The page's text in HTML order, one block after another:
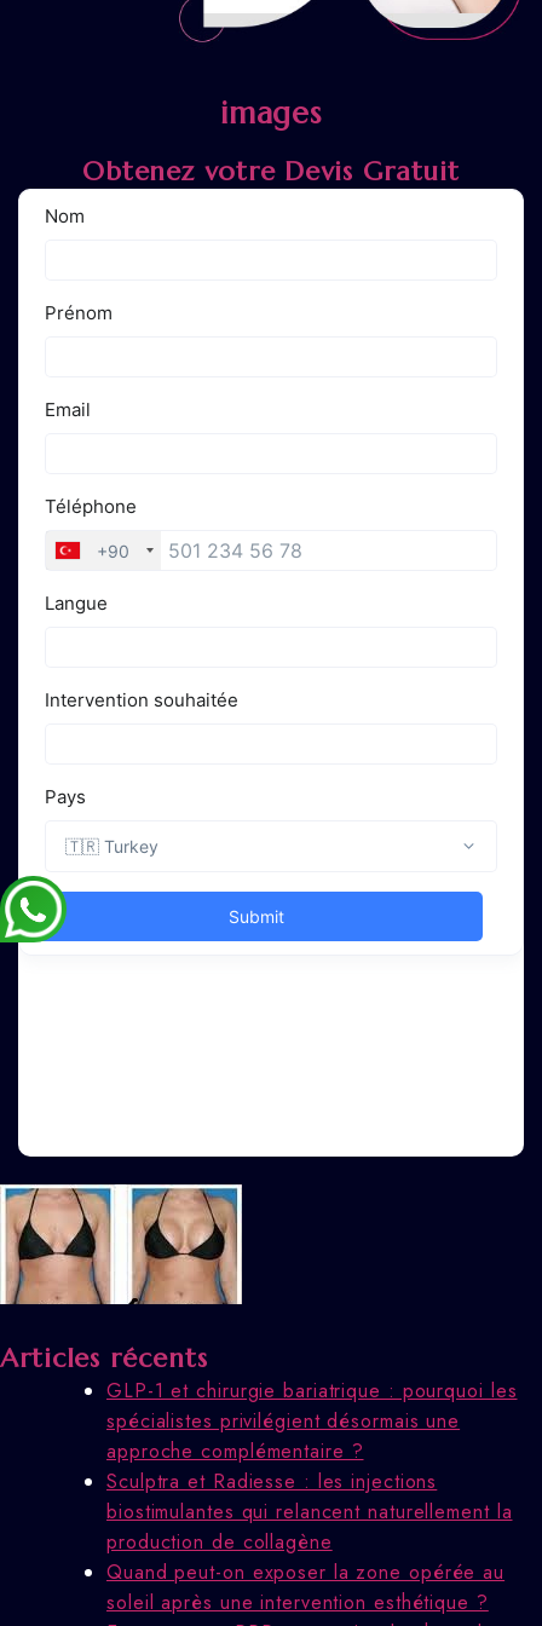
images
Obtenez votre Devis Gratuit
Articles récents
GLP-1 et chirurgie bariatrique : pourquoi les
spécialistes privilégient désormais une
approche complémentaire ?
Sculptra et Radiesse : les injections
biostimulantes qui relancent naturellement la
production de collagène
Quand peut-on exposer la zone opérée au
soleil après une intervention esthétique ?